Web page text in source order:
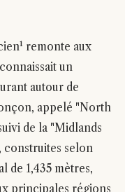
remonte aux
un
autour de
appelé "North
de la "Midlands
construites selon
de 1,435 mètres,
principales régions